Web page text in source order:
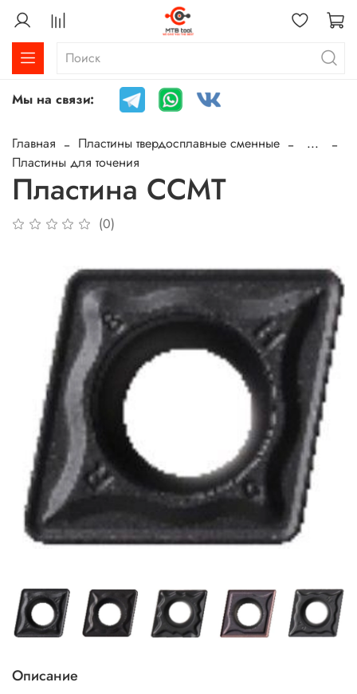
Мы на связи:
Главная Пластины твердосплавные сменные
...
Пластины для точения
Пластина CCMT
(0)
Описание